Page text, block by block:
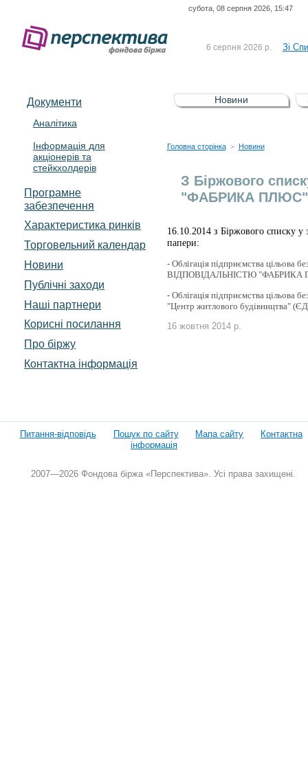
субота, 08 серпня 2026, 15:47
6 серпня 2026 р. Зі
5 серпня 2026 р.
Зі
UA4000232607)
4 серпня 2026 р.
Документи
Аналітика
Інформація для
акціонерів та
стейкхолдерів
Програмне
забезпечення
Характеристика pинків
Торговельний календар
Новини
Публічні заходи
Наші партнери
Корисні посилання
Про біржу
Контактна інформація
Новини
Головна сторінка > Новини
З Біржового
"ФАБРИКА ПЛЮС";
16.10.2014 з Біржового списку у
папери:
- Облігація підприємства
ВІДПОВІДАЛЬНІСТЮ "ФАБРИКА
- Облігація підприємства цільова
"Центр житлового будівництва"
16 жовтня 2014 р.
Питання-відповідь Пошук по сайту Мапа сайту
Контактна
інформація
2007—2026 Фондова біржа «Перспектива». Усі права захищені.